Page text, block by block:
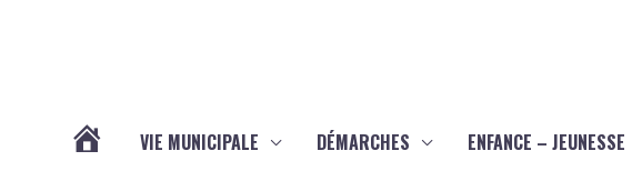
VIE MUNICIPALE DÉMARCHES ENFANCE – JEUNESSE